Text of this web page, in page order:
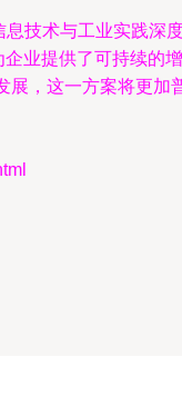
技术与工业实践深
业提供了可持续的增
展，这一方案将更加